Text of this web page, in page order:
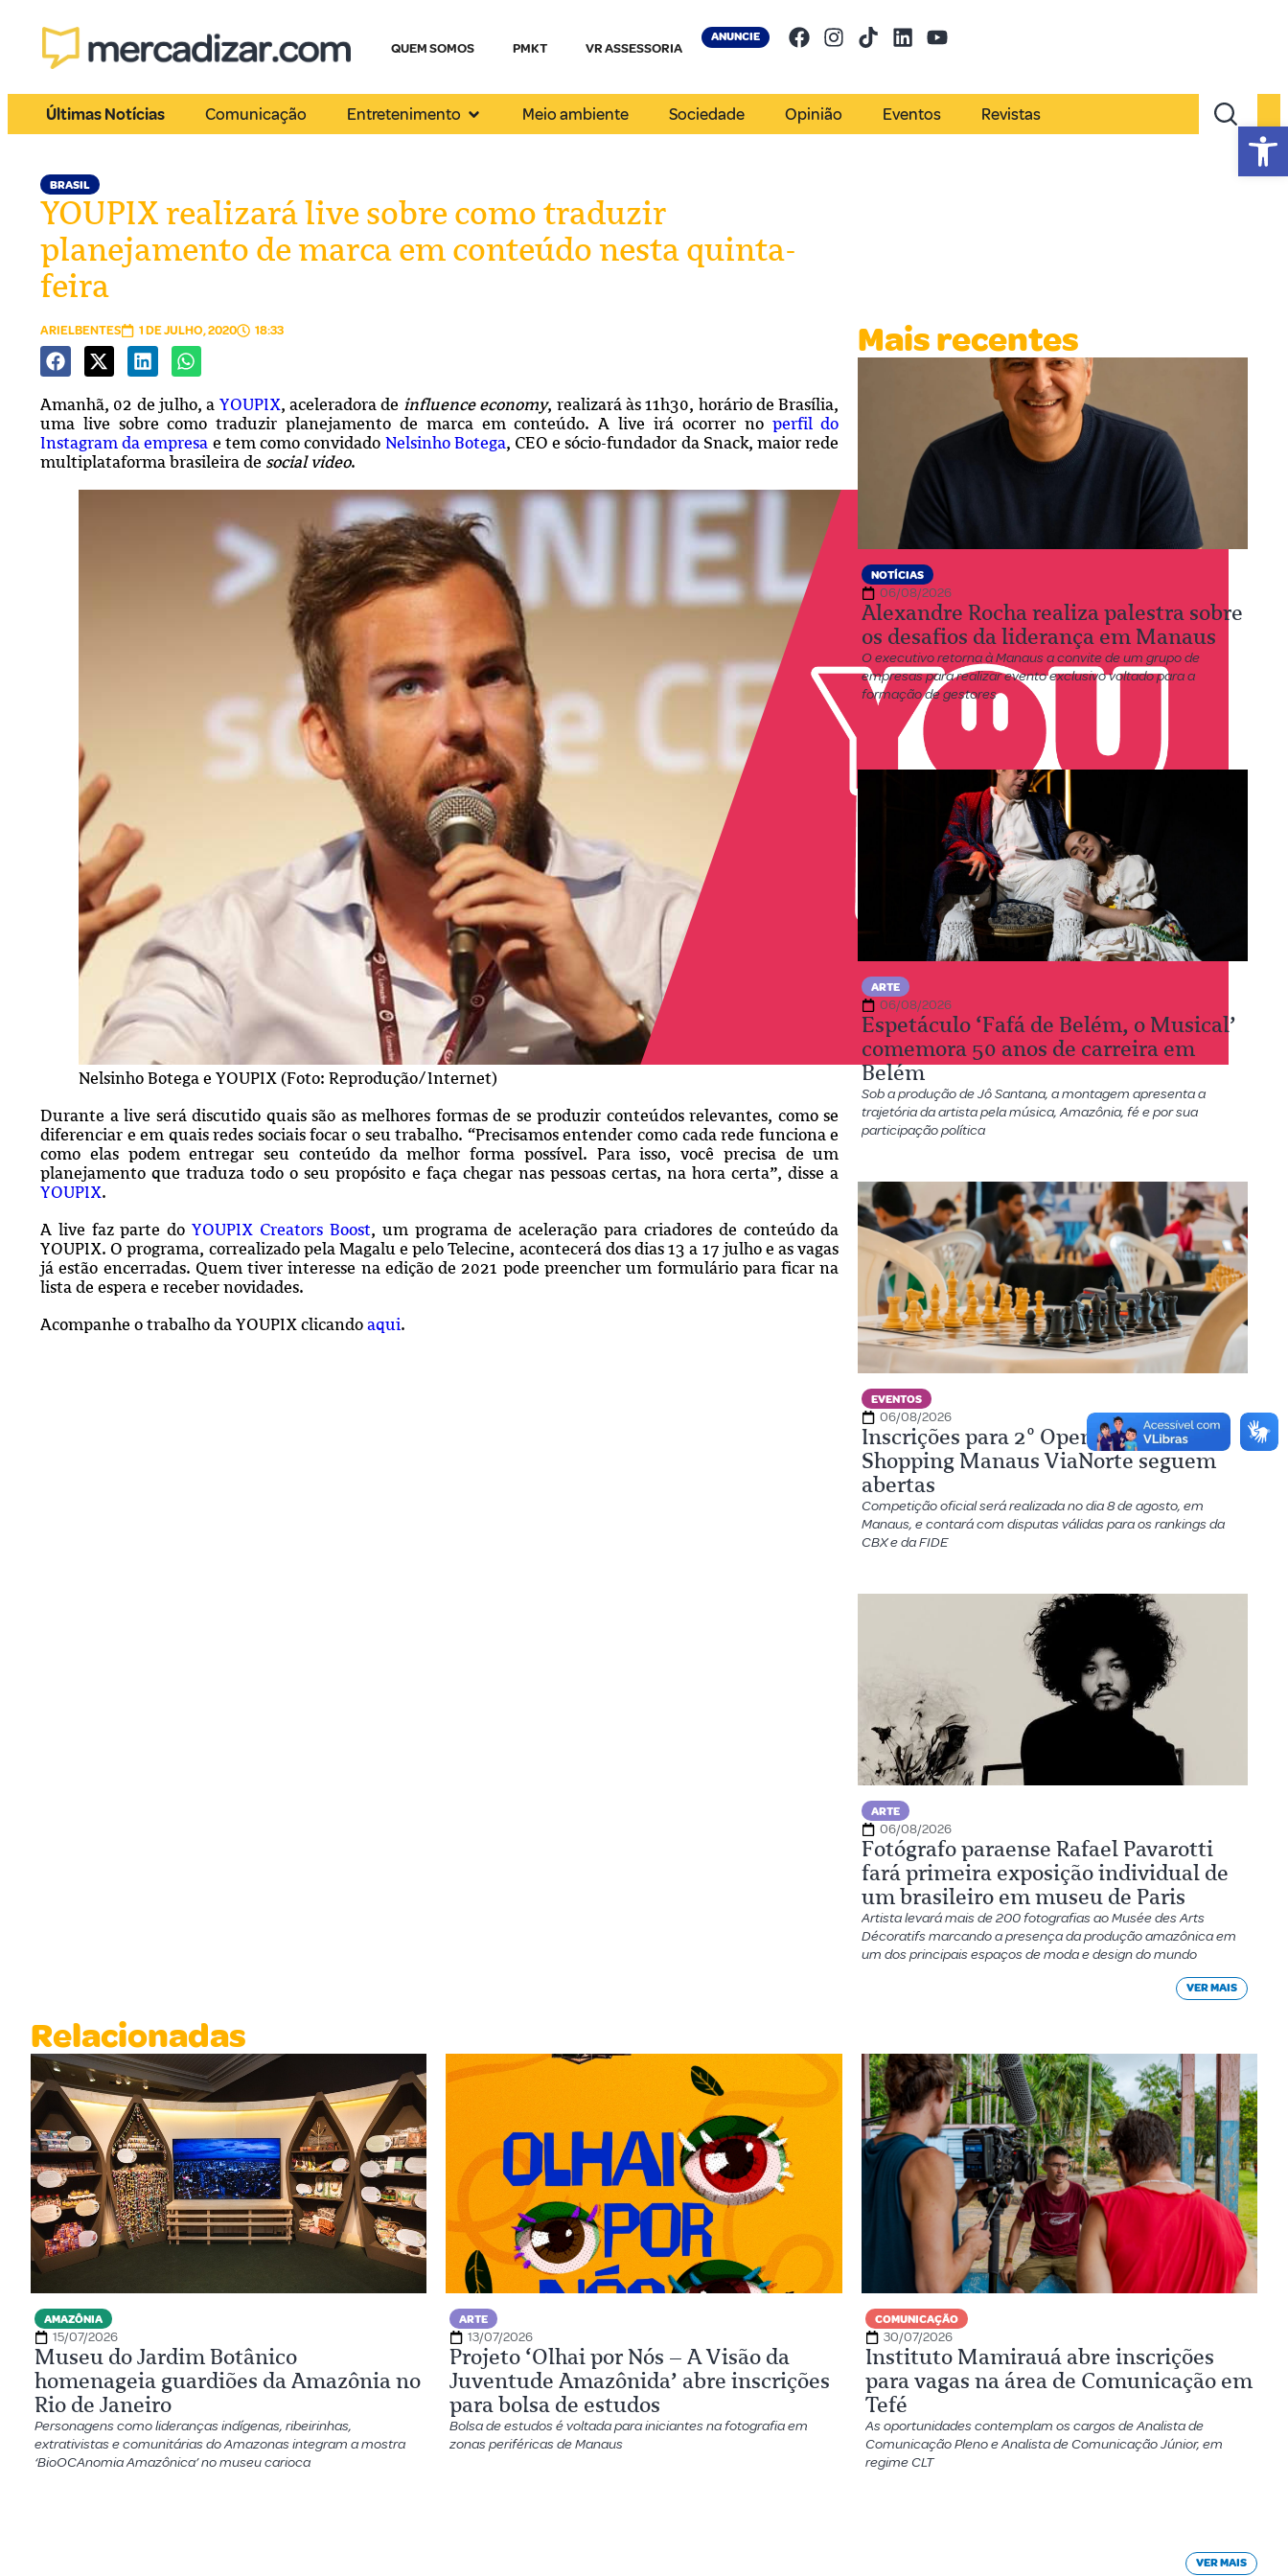
QUEM SOMOS PMKT VR ASSESSORIA
ANUNCIE
Últimas Notícias Comunicação Entretenimento Meio ambiente Sociedade Opinião Eventos Revistas
BRASIL
YOUPIX realizará live sobre como traduzir
planejamento de marca em conteúdo nesta quinta-
feira
ARIELBENTES 1 DE JULHO, 2020 18:33
Amanhã, 02 de julho, a YOUPIX, aceleradora de influence economy, realizará às 11h30, horário de Brasília,
uma live sobre como traduzir planejamento de marca em conteúdo. A live irá ocorrer noperfil do
Instagram da empresa e tem como convidado Nelsinho Botega, CEO e sócio-fundador da Snack, maior rede
multiplataforma brasileira de social video.
Nelsinho Botega e YOUPIX (Foto: Reprodução/Internet)
Durante a live será discutido quais são as melhores formas de se produzir conteúdos relevantes, como se
diferenciar e em quais redes sociais focar o seu trabalho. “Precisamos entender como cada rede funciona e
como elas podem entregar seu conteúdo da melhor forma possível. Para isso, você precisa de um
planejamento que traduza todo o seu propósito e faça chegar nas pessoas certas, na hora certa”, disse a
YOUPIX.
A live faz parte do YOUPIX Creators Boost, um programa de aceleração para criadores de conteúdo da
YOUPIX. O programa, correalizado pela Magalu e pelo Telecine, acontecerá dos dias 13 a 17 julho e as vagas
já estão encerradas. Quem tiver interesse na edição de 2021 pode preencher um formulário para ficar na
lista de espera e receber novidades.
Acompanhe o trabalho da YOUPIX clicando aqui.
Mais recentes
NOTÍCIAS
06/08/2026
Alexandre Rocha realiza palestra sobre
os desafios da liderança em Manaus
O executivo retorna à Manaus a convite de um grupo de
empresas para realizar evento exclusivo voltado para a
formação de gestores
ARTE
06/08/2026
Espetáculo ‘Fafá de Belém, o Musical’
comemora 50 anos de carreira em
Belém
Sob a produção de Jô Santana, a montagem apresenta a
trajetória da artista pela música, Amazônia, fé e por sua
participação política
EVENTOS
06/08/2026
Inscrições para 2º Open de Xadrez do
Shopping Manaus ViaNorte seguem
abertas
Competição oficial será realizada no dia 8 de agosto, em
Manaus, e contará com disputas válidas para os rankings da
CBX e da FIDE
ARTE
06/08/2026
Fotógrafo paraense Rafael Pavarotti
fará primeira exposição individual de
um brasileiro em museu de Paris
Artista levará mais de 200 fotografias ao Musée des Arts
Décoratifs marcando a presença da produção amazônica em
um dos principais espaços de moda e design do mundo
VER MAIS
Relacionadas
AMAZÔNIA
15/07/2026
Museu do Jardim Botânico
homenageia guardiões da Amazônia no
Rio de Janeiro
Personagens como lideranças indígenas, ribeirinhas,
extrativistas e comunitárias do Amazonas integram a mostra
‘BioOCAnomia Amazônica’ no museu carioca
ARTE
13/07/2026
Projeto ‘Olhai por Nós – A Visão da
Juventude Amazônida’ abre inscrições
para bolsa de estudos
Bolsa de estudos é voltada para iniciantes na fotografia em
zonas periféricas de Manaus
COMUNICAÇÃO
30/07/2026
Instituto Mamirauá abre inscrições
para vagas na área de Comunicação em
Tefé
As oportunidades contemplam os cargos de Analista de
Comunicação Pleno e Analista de Comunicação Júnior, em
regime CLT
VER MAIS